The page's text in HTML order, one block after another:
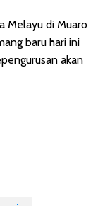
Melayu di Muaro
baru hari ini
akan